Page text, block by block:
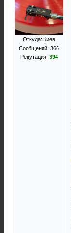
Откуда: Киев
Сообщений: 366
Репутация: 394